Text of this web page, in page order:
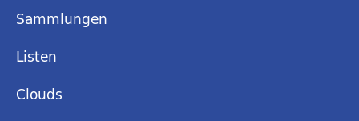
Sammlungen
Listen
Clouds